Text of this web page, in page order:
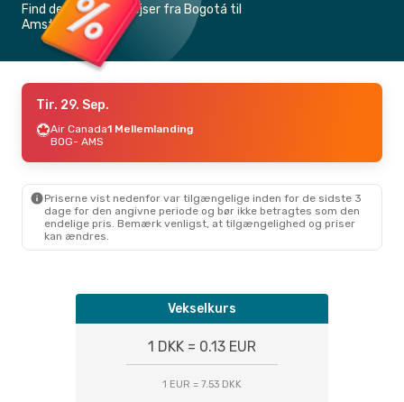
Find de billigste flyrejser fra Bogotá til
Amsterdam
Tir. 29. Sep.
Air Canada1 Mellemlanding
BOG- AMS
Priserne vist nedenfor var tilgængelige inden for de sidste 3
dage for den angivne periode og bør ikke betragtes som den
endelige pris. Bemærk venligst, at tilgængelighed og priser
kan ændres.
Vekselkurs
1 DKK = 0.13 EUR
1 EUR = 7.53 DKK